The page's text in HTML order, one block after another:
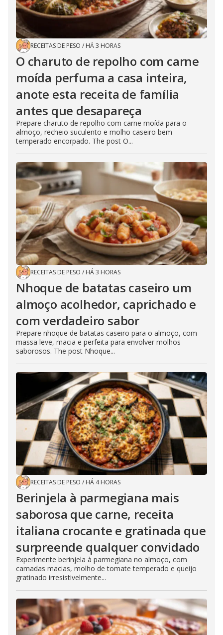
RECEITAS DE PESO / HÁ 3 HORAS
O charuto de repolho com carne
moída perfuma a casa inteira,
anote esta receita de família
antes que desapareça
Prepare charuto de repolho com carne moída para o
almoço, recheio suculento e molho caseiro bem
temperado encorpado. The post O...
RECEITAS DE PESO / HÁ 3 HORAS
Nhoque de batatas caseiro um
almoço acolhedor, caprichado e
com verdadeiro sabor
Prepare nhoque de batatas caseiro para o almoço, com
massa leve, macia e perfeita para envolver molhos
saborosos. The post Nhoque...
RECEITAS DE PESO / HÁ 4 HORAS
Berinjela à parmegiana mais
saborosa que carne, receita
italiana crocante e gratinada que
surpreende qualquer convidado
Experimente berinjela à parmegiana no almoço, com
camadas macias, molho de tomate temperado e queijo
gratinado irresistivelmente...